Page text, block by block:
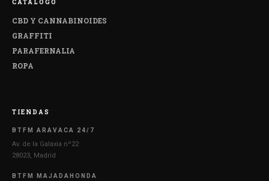
CATALOGO
CBD Y CANNABINOIDES
GRAFFITI
PARAFERNALIA
ROPA
TIENDAS
BTFM ARAVACA 24/7
Av. de la Galaxia nº22
28023, Madrid
BTFM MAJADAHONDA